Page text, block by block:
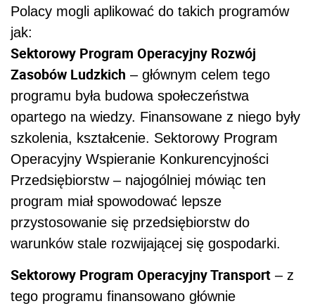
Polacy mogli aplikować do takich programów
jak:
Sektorowy Program Operacyjny Rozwój
Zasobów Ludzkich – głównym celem tego
programu była budowa społeczeństwa
opartego na wiedzy. Finansowane z niego były
szkolenia, kształcenie. Sektorowy Program
Operacyjny Wspieranie Konkurencyjności
Przedsiębiorstw – najogólniej mówiąc ten
program miał spowodować lepsze
przystosowanie się przedsiębiorstw do
warunków stale rozwijającej się gospodarki.
Sektorowy Program Operacyjny Transport – z
tego programu finansowano głównie